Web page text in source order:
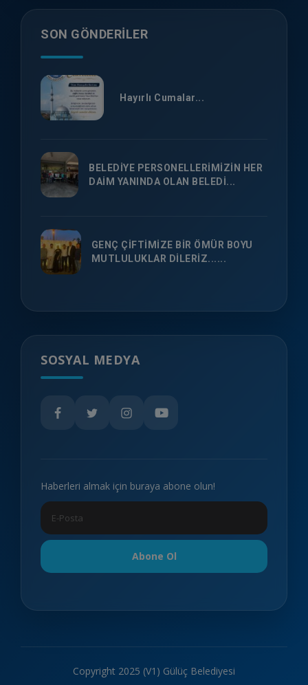
SON GÖNDERILER
Hayırlı Cumalar...
BELEDİYE PERSONELLERİMİZİN HER
DAİM YANINDA OLAN BELEDİ...
GENÇ ÇİFTİMİZE BİR ÖMÜR BOYU
MUTLULUKLAR DİLERİZ......
SOSYAL MEDYA
Haberleri almak için buraya abone olun!
Abone Ol
Copyright 2025 (V1) Gülüç Belediyesi